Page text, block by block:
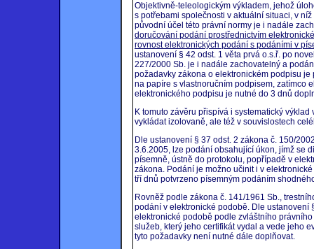
Objektivně-teleologickým výkladem, jehož
s potřebami společnosti v aktuální situaci, v
původní účel této právní normy je i nadále
doručování podání prostřednictvím
rovnost elektronických podání s podáními v
ustanovení § 42 odst. 1 věta prvá o.s.ř. po
227/2000 Sb. je i nadále zachovatelný a
požadavky zákona o elektronickém podpisu
na papíre s vlastnoručním podpisem, zatímco
elektronického podpisu je nutné do 3 dnů
K tomuto závěru přispívá i systematický
vykládat izolovaně, ale též v souvislostech
Dle ustanovení § 37 odst. 2 zákona č. 150/
3.6.2005, lze podání obsahující úkon, jímž se
písemně, ústně do protokolu, popřípadě v
zákona. Podání je možno učinit i v
tří dnů potvrzeno písemným podáním
Rovněž podle zákona č. 141/1961 Sb.,
podání v elektronické podobě. Dle ustanovení
elektronické podobě podle zvláštního
služeb, který jeho certifikát vydal a vede jeho
tyto požadavky není nutné dále doplňovat.